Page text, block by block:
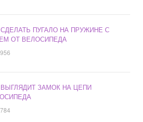
ПУГАЛО НА ПРУЖИНЕ С
ОТ ВЕЛОСИПЕДА
ВЫГЛЯДИТ ЗАМОК НА ЦЕПИ